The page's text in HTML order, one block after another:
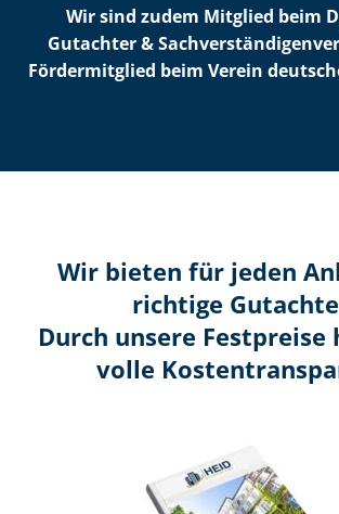
Wir sind zudem Mitglied beim
Gutachter &
Fördermitglied beim Verein
Wir bieten für jeden
richtige
Durch unsere Festpreise
volle